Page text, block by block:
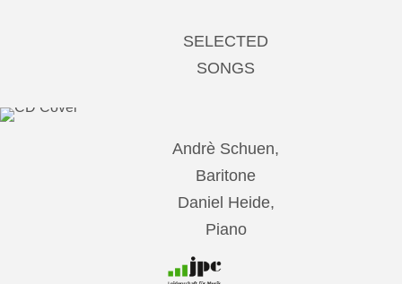
SELECTED
SONGS
Andrè Schuen,
Baritone
Daniel Heide,
Piano